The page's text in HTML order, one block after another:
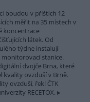
boudou v příštích 12
měřit na 35 místech v
koncentrace
látek. Od
týdne instalují
stanice.
dvojče Brna, které
ovzduší v Brně.
ovzduší, řekl ČTK
RECETOX.